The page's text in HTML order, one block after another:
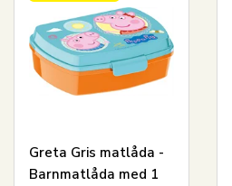
Greta Gris matlåda -
Barnmatlåda med 1